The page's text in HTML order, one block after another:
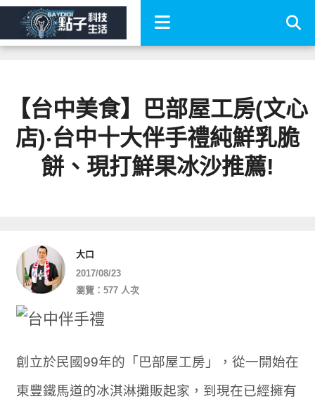
【台中美食】巴部屋工房(文心
店)‧台中十大伴手禮純鮮乳脆
餅、現打鮮果冰沙推薦!
大口
2017/08/23
瀏覽：577 人次
創立於民國99年的「巴部屋工房」，從一開始在
東豐鐵馬道的冰淇淋攤販起家，到現在已經擁有